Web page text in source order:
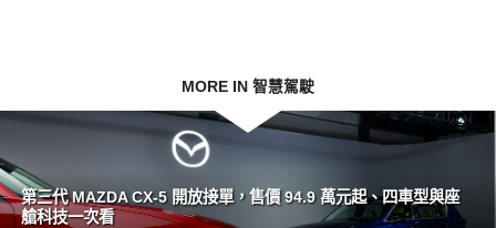
MORE IN 智慧駕駛
第三代 MAZDA CX-5 開放接單，售價 94.9 萬元起、四車型與座
艙科技一次看